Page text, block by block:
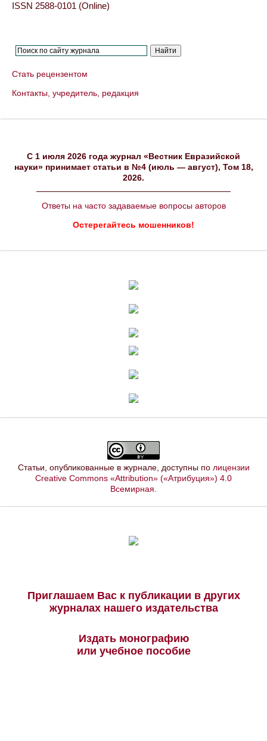
ISSN 2588-0101 (Online)
Стать рецензентом
Контакты, учредитель, редакция
C 1 июля 2026 года журнал «Вестник Евразийской
науки» принимает статьи в №4 (июль — август), Том 18,
2026.
Ответы на часто задаваемые вопросы авторов
Остерегайтесь мошенников!
Статьи, опубликованные в журнале, доступны по лицензии
Creative Commons «Attribution» («Атрибуция») 4.0
Всемирная
Приглашаем Вас к публикации в других
журналах нашего издательства
Издать монографию
или учебное пособие